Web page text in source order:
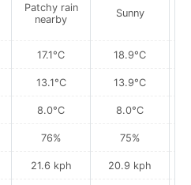
Patchy rain
nearby
17.1°C
13.1°C
8.0°C
76%
21.6 kph
Sunny
18.9°C
13.9°C
8.0°C
75%
20.9 kph